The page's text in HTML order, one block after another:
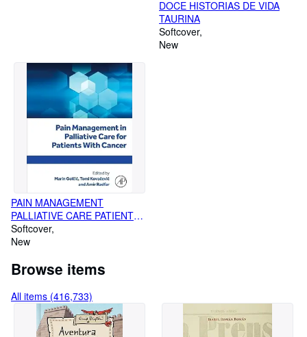
Queremos ser una empresa con alma.DOCE HISTORIAS DE VIDA
TAURINA
Softcover
New
PAIN MANAGEMENT
PALLIATIVE CARE PATIENTS
WITH CANCER
Softcover
New
Browse items
All items (416,733)